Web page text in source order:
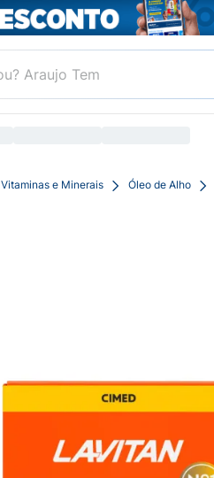
Vitaminas e Minerais Óleo de Alho